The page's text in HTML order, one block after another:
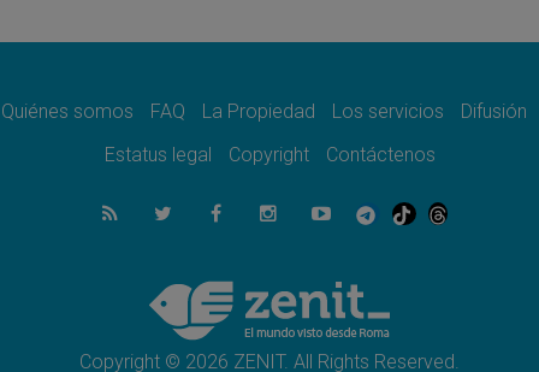
noticia para todo el Uruguay
León XIV: La revolución del Evangelio
06.08.2026
La Iglesia en Ceuta: caridad y esperanza
La visita del Papa a Perú será un tiempo de
gracia reconciliación y esperanza
Quiénes somos FAQ La Propiedad Los servicios
Difusión
Estatus legal
Copyright Contáctenos
Copyright © 2026 ZENIT. All Rights Reserved.